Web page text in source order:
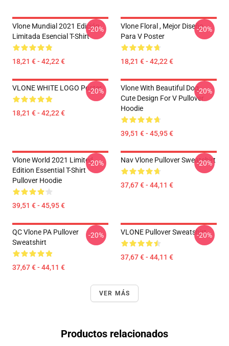
Vlone Mundial 2021 Edición
Limitada Esencial T-Shirt
18,21 € - 42,22 €
-20%
Vlone Floral , Mejor Diseño
Para V Poster
18,21 € - 42,22 €
-20%
VLONE WHITE LOGO Poster
18,21 € - 42,22 €
-20%
Vlone With Beautiful Dog ,
Cute Design For V Pullover
Hoodie
39,51 € - 45,95 €
-20%
Vlone World 2021 Limited
Edition Essential T-Shirt
Pullover Hoodie
39,51 € - 45,95 €
-20% Nav Vlone Pullover Sweatshirt
37,67 € - 44,11 €
-20%
QC Vlone PA Pullover
Sweatshirt
37,67 € - 44,11 €
-20% VLONE Pullover Sweatshirt
37,67 € - 44,11 €
-20%
VER MÁS
Productos relacionados